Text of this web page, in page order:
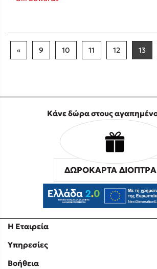
« 9 10 11 12 13
Η Εταιρεία
Υπηρεσίες
Βοήθεια
Κάνε δώρα στους
ΔΩΡΟΚΑΡΤΑ ΔΙΟΠΤΡΑ